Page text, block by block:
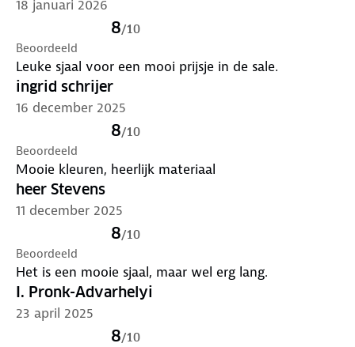
18 januari 2026
8/10
Beoordeeld
Leuke sjaal voor een mooi prijsje in de sale.
ingrid schrijer
16 december 2025
8/10
Beoordeeld
Mooie kleuren, heerlijk materiaal
heer Stevens
11 december 2025
8/10
Beoordeeld
Het is een mooie sjaal, maar wel erg lang.
I. Pronk-Advarhelyi
23 april 2025
8/10